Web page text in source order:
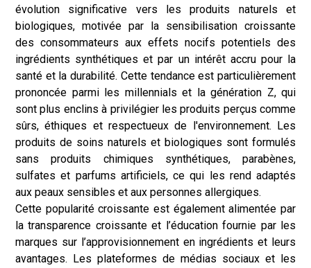
évolution significative vers les produits naturels et
biologiques, motivée par la sensibilisation croissante
des consommateurs aux effets nocifs potentiels des
ingrédients synthétiques et par un intérêt accru pour la
santé et la durabilité. Cette tendance est particulièrement
prononcée parmi les millennials et la génération Z, qui
sont plus enclins à privilégier les produits perçus comme
sûrs, éthiques et respectueux de l'environnement. Les
produits de soins naturels et biologiques sont formulés
sans produits chimiques synthétiques, parabènes,
sulfates et parfums artificiels, ce qui les rend adaptés
aux peaux sensibles et aux personnes allergiques.
Cette popularité croissante est également alimentée par
la transparence croissante et l’éducation fournie par les
marques sur l’approvisionnement en ingrédients et leurs
avantages. Les plateformes de médias sociaux et les